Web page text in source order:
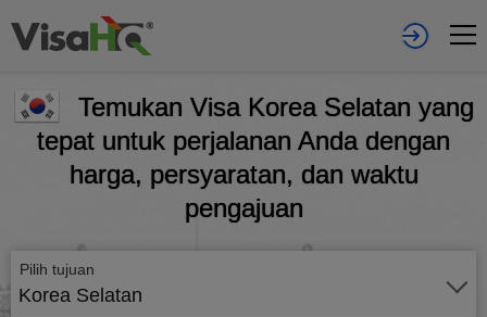
Temukan Visa Korea Selatan yang
tepat untuk perjalanan Anda dengan
harga, persyaratan, dan waktu
pengajuan
Pilih tujuan
Korea Selatan